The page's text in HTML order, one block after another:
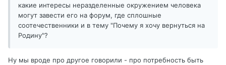
какие интересы неразделенные окружением человека
могут завести его на форум, где сплошные
соотечественники и в тему "Почему я хочу вернуться на
Родину"?
Ну мы вроде про другое говорили - про потребность быть